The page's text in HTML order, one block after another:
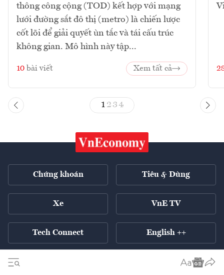
thông công cộng (TOD) kết hợp với mạng
lưới đường sắt đô thị (metro) là chiến lược
cốt lõi để giải quyết ùn tắc và tái cấu trúc
không gian. Mô hình này tập...
10 bài viết Xem tất cả
1 23 4
Chứng khoán Tiêu & Dùng
Xe VnE TV
Tech Connect English ++